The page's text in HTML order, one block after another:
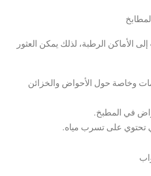
الأماكن الرطبة، لذلك يمكن العثور
وخاصة حول الأحواض والخزائن
في المطبخ.
تحتوي على تسرب مياه.